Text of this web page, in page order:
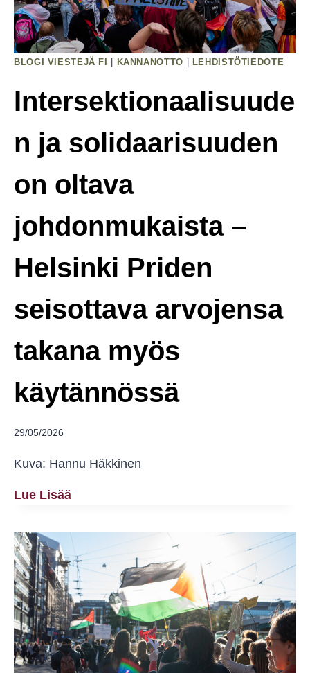
BLOGI VIESTEJÄ FI KANNANOTTO LEHDISTÖTIEDOTE
Intersektionaalisuude
n ja solidaarisuuden
on oltava
johdonmukaista –
Helsinki Priden
seisottava arvojensa
takana myös
käytännössä
29/05/2026
Kuva: Hannu Häkkinen
Lue Lisää
Solidaarisuuden
On
Oltava
Johdonmukaista
–
Helsinki
Priden
Seisottava